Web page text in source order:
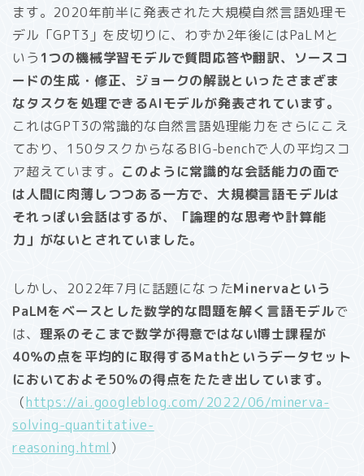
ます。2020年前半に発表された大規模自然言語処理モ
デル「GPT3」を皮切りに、わずか2年後にはPaLMと
いう 1つの機械学習モデルで質問応答や翻訳、ソースコ
ードの生成・修正、ジョークの解説といったさまざま
なタスクを処理できるAIモデルが発表されています。
これはGPT3の常識的な自然言語処理能力をさらにこえ
ており、150タスクからなるBIG-benchで人の平均スコ
ア超えています。 このように常識的な会話能力の面で
は人間に肉薄しつつある一方で、大規模言語モデルは
それっぽい会話はするが、「論理的な思考や計算能
力」がないとされていました。
しかし、2022年7月に話題になったMinervaという
PaLMをベースとした数学的な問題を解く言語モデルで
は、 理系のそこまで数学が得意ではない博士課程が
40％の点を平均的に取得するMathというデータセット
においておよそ50％の得点をたたき出しています。
（https://ai.googleblog.com/2022/06/minerva-
solving-quantitative-
reasoning.html ）